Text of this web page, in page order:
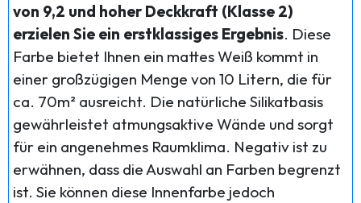
von 9,2 und hoher Deckkraft (Klasse 2)
erzielen Sie ein erstklassiges Ergebnis. Diese
Farbe bietet Ihnen ein mattes Weiß kommt in
einer großzügigen Menge von 10 Litern, die für
ca. 70m² ausreicht. Die natürliche Silikatbasis
gewährleistet atmungsaktive Wände und sorgt
für ein angenehmes Raumklima. Negativ ist zu
erwähnen, dass die Auswahl an Farben begrenzt
ist. Sie können diese Innenfarbe jedoch